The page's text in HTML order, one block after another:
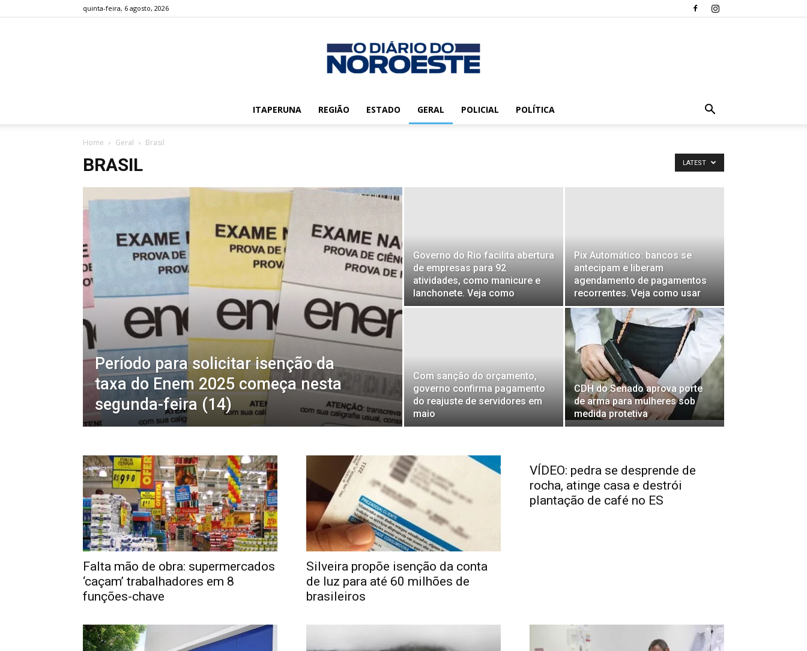
quinta-feira, 6 agosto, 2026
ITAPERUNA REGIÃO ESTADO GERAL POLICIAL POLÍTICA
Home Geral Brasil
BRASIL LATEST
Período para solicitar isenção da
taxa do Enem 2025 começa nesta
segunda-feira (14)
Governo do Rio facilita abertura
de empresas para 92
atividades, como manicure e
lanchonete. Veja como
Pix Automático: bancos se
antecipam e liberam
agendamento de pagamentos
recorrentes. Veja como usar
Com sanção do orçamento,
governo confirma pagamento
do reajuste de servidores em
maio
CDH do Senado aprova porte
de arma para mulheres sob
medida protetiva
Falta mão de obra: supermercados
‘caçam’ trabalhadores em 8
funções-chave
Silveira propõe isenção da conta
de luz para até 60 milhões de
brasileiros
VÍDEO: pedra se desprende de
rocha, atinge casa e destrói
plantação de café no ES